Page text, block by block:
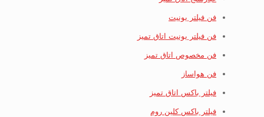
فن فیلتر یونیت
فن فیلتر یونیت اتاق تمیز
فن مخصوص اتاق تمیز
فن هواساز
فیلتر باکس اتاق تمیز
فیلتر باکس کلین روم